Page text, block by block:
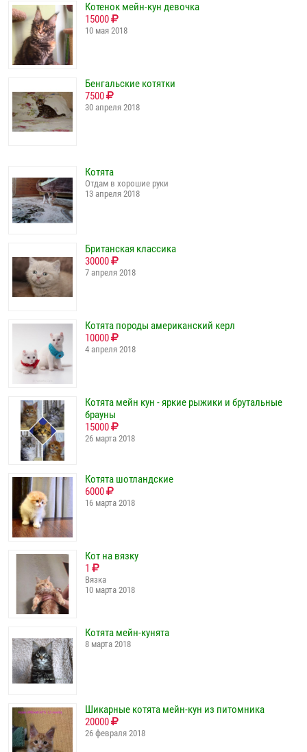
Котенок мейн-кун девочка
15000
10 мая 2018
Бенгальские котятки
7500
30 апреля 2018
Котята
Отдам в хорошие руки
13 апреля 2018
Британская классика
30000
7 апреля 2018
Котята породы американский керл
10000
4 апреля 2018
Котята мейн кун - яркие рыжики и брутальные
брауны
15000
26 марта 2018
Котята шотландские
6000
16 марта 2018
Кот на вязку
1
Вязка
10 марта 2018
Котята мейн-кунята
8 марта 2018
Шикарные котята мейн-кун из питомника
20000
26 февраля 2018